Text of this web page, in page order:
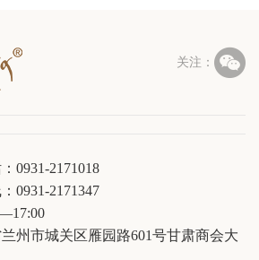
关注： 
0931-2171018
0931-2171347
州市城关区雁园路601号甘肃商会大